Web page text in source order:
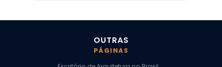
OUTRAS
PÁGINAS